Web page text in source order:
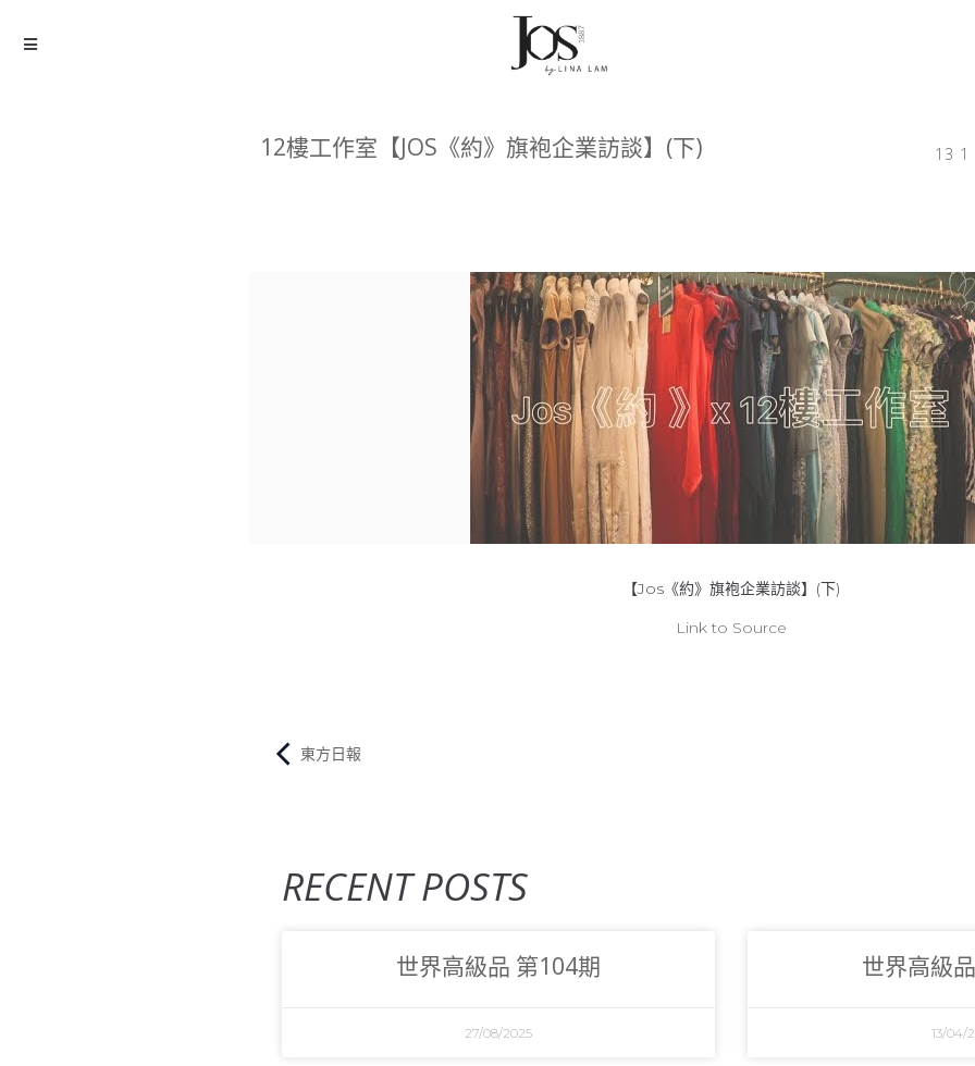
12樓工作室【JOS《約》旗袍企業訪談】(下) 13 1
【Jos《約》旗袍企業訪談】(下)
Link to Source
東方日報
RECENT POSTS
世界高級品 第104期
27/08/2025
世界高級
13/04/